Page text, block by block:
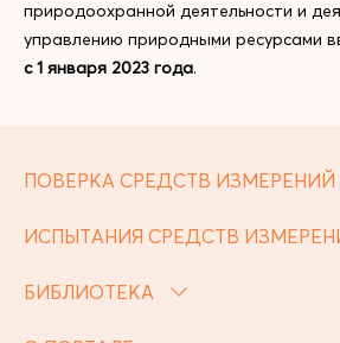
природоохранной деятельности и
управлению природными ресурсами
с 1 января 2023 года.
ПОВЕРКА СРЕДСТВ ИЗМЕРЕНИЙ
ИСПЫТАНИЯ СРЕДСТВ
БИБЛИОТЕКА